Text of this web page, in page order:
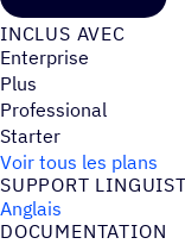
INCLUS AVEC
Enterprise
Plus
Professional
Starter
Voir tous les plans
SUPPORT
Anglais
DOCU­MEN­TA­TION